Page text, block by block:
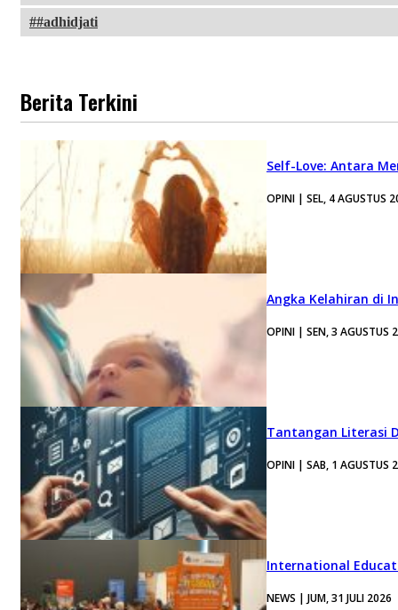
#adhidjati
Berita Terkini
Self-Love: Antara
OPINI | SEL, 4 AGUSTUS
Angka Kelahiran di
OPINI | SEN, 3 AGUSTUS
Tantangan Literasi
OPINI | SAB, 1 AGUSTUS
International
NEWS | JUM, 31 JULI 2026